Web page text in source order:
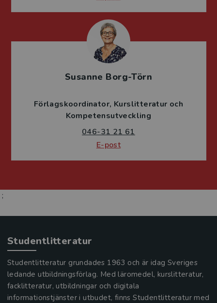
Susanne Borg-Törn
Förlagskoordinator Kurslitteratur och
Kompetensutveckling
046-31 21 61
E-post
;
Studentlitteratur
Studentlitteratur grundades 1963 och är idag Sveriges
ledande utbildningsförlag. Med läromedel, kurslitteratur,
facklitteratur, utbildningar och digitala
informationstjänster i utbudet, finns Studentlitteratur med